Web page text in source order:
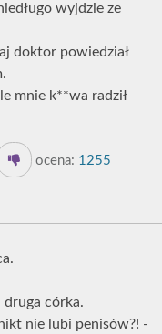
wyjdzie ze
doktor powiedział
mnie k**wa radził
ocena: 1255
druga córka.
nie lubi penisów?! -